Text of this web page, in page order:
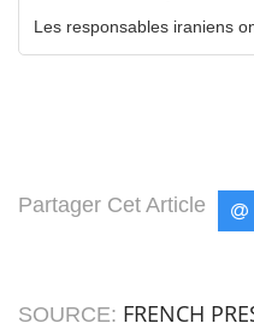
Les responsables iraniens
Partager Cet Article
SOURCE: FRENCH